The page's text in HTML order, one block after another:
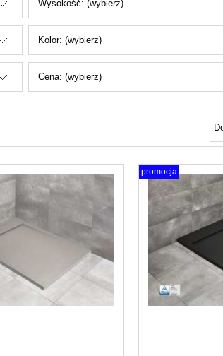
Wysokość: (wybierz)
Kolor: (wybierz)
Cena: (wybierz)
promocja